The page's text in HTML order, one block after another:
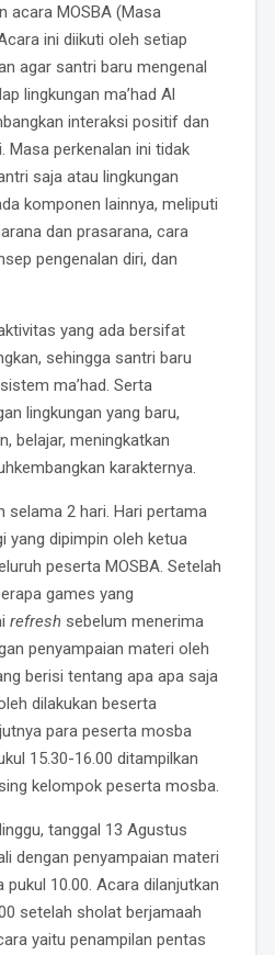
acara MOSBA (Masa
ini diikuti oleh setiap
agar santri baru mengenal
lingkungan ma’had Al
interaksi positif dan
Masa perkenalan ini tidak
saja atau lingkungan
komponen lainnya, meliputi
dan prasarana, cara
pengenalan diri, dan
yang ada bersifat
sehingga santri baru
ma’had. Serta
lingkungan yang baru,
belajar, meningkatkan
karakternya.
selama 2 hari. Hari pertama
yang dipimpin oleh ketua
peserta MOSBA. Setelah
games yang
refreshsebelum menerima
penyampaian materi oleh
berisi tentang apa apa saja
dilakukan beserta
para peserta mosba
15.30-16.00 ditampilkan
kelompok peserta mosba.
tanggal 13 Agustus
dengan penyampaian materi
10.00. Acara dilanjutkan
setelah sholat berjamaah
yaitu penampilan pentas